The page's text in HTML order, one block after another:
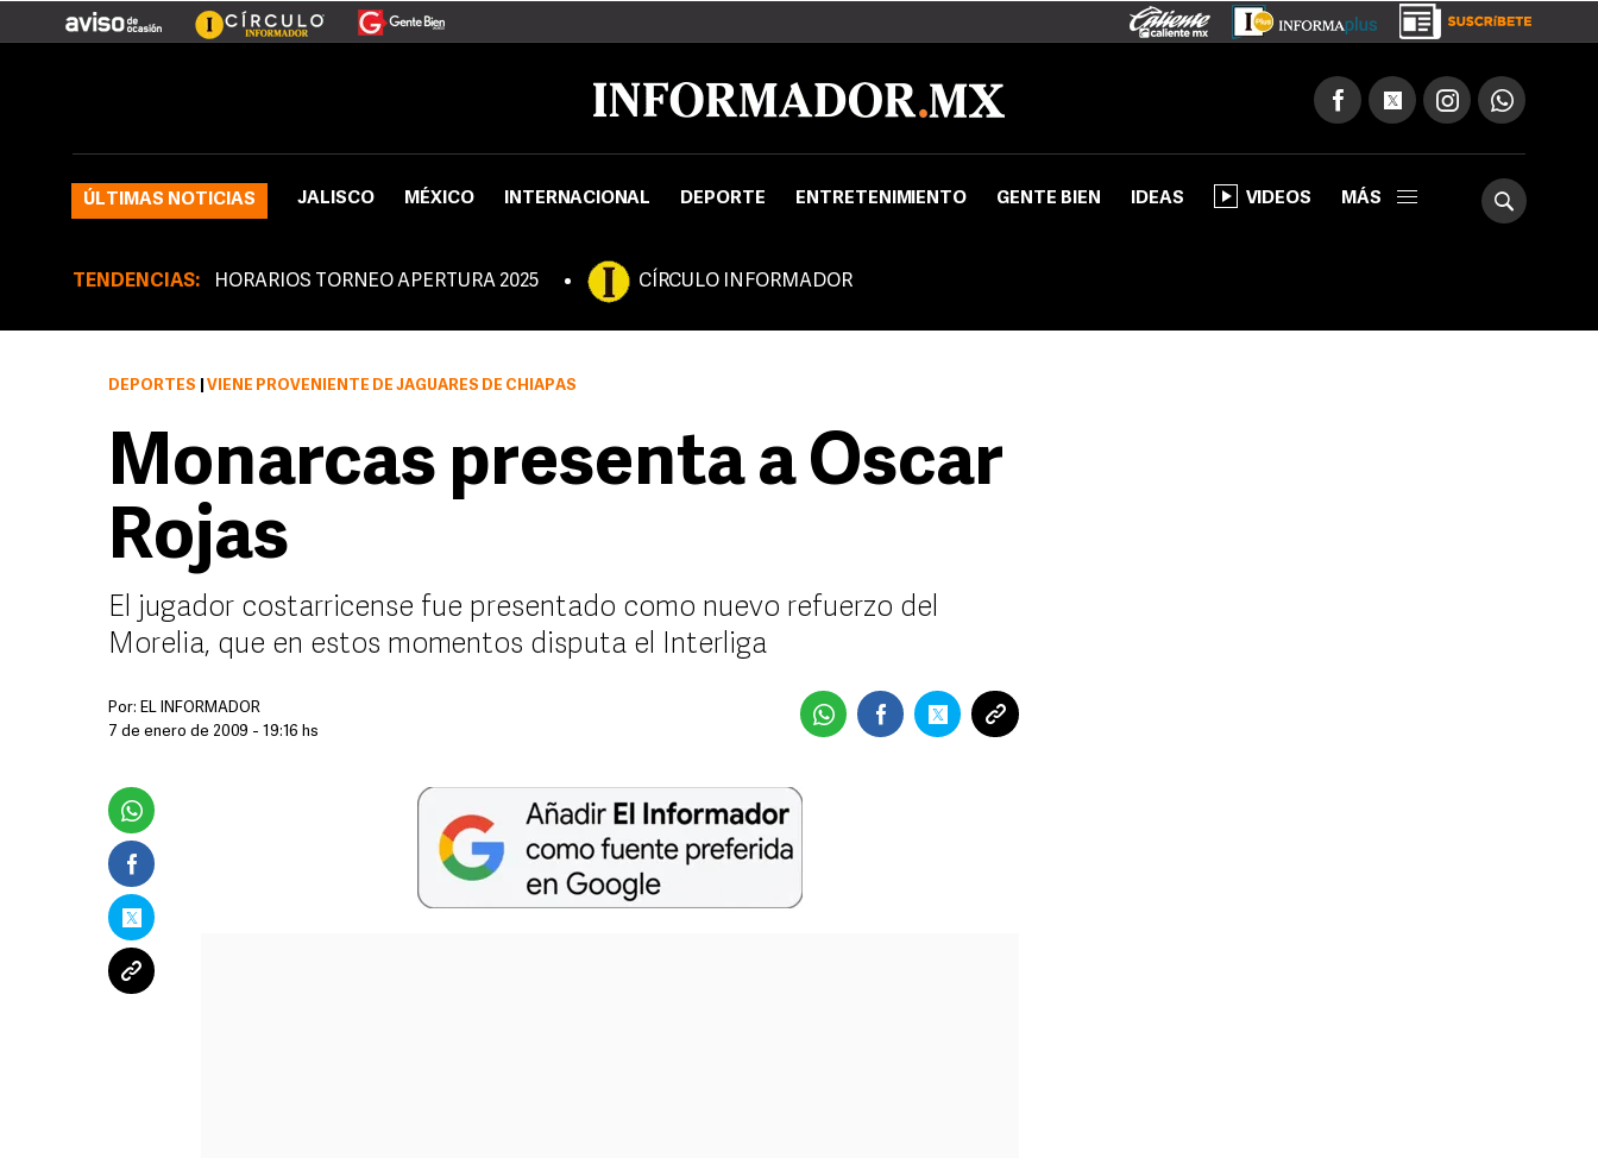
ÚLTIMAS NOTICIAS JALISCO MÉXICO INTERNACIONAL DEPORTE ENTRETENIMIENTO GENTE BIEN IDEAS VIDEOS MÁS
TENDENCIAS: HORARIOS TORNEO APERTURA 2025 CÍRCULO INFORMADOR
DEPORTES VIENE PROVENIENTE DE JAGUARES DE CHIAPAS
Monarcas presenta a Oscar
Rojas
El jugador costarricense fue presentado como nuevo refuerzo del
Morelia, que en estos momentos disputa el Interliga
Por: EL INFORMADOR
7 de enero de 2009 - 19:16 hs